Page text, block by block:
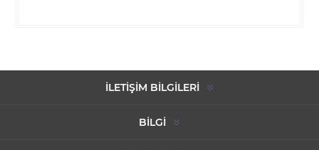
İLETIŞIM BILGILERI
BILGI